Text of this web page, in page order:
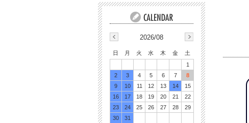
2026/08
日 月 火 水 木 金
土
1
2
3 4 5 6 7
8
9
10 11 12 13 14
15
16
17 18 19 20 21
22
23
24 25 26 27 28
29
30
31